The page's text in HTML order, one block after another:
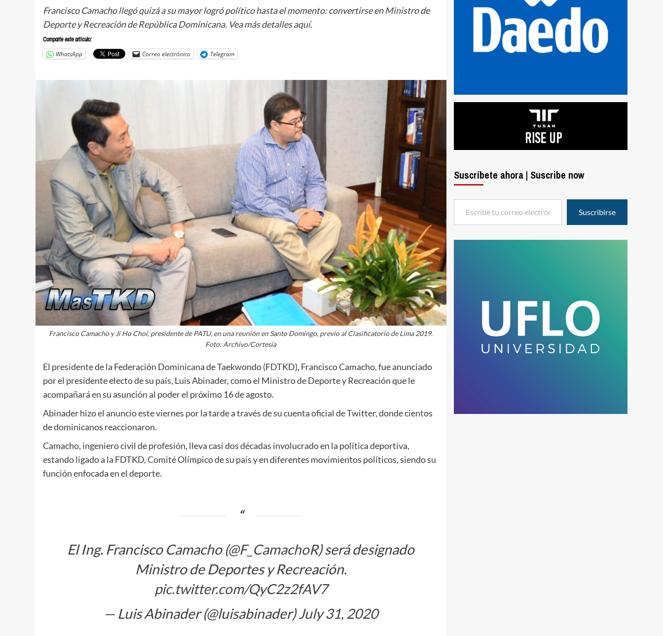
Francisco Camacho llegó quizá a su mayor logró político hasta el momento: convertirse en Ministro de
Deporte y Recreación de República Dominicana. Vea más detalles aquí.
Comparte este articulo:
WhatsApp Correo electrónico Telegram
Francisco Camacho y Ji Ho Choi, presidente de PATU, en una reunión en Santo Domingo, previo al Clasificatorio de Lima 2019.
Foto: Archivo/Cortesía
El presidente de la Federación Dominicana de Taekwondo (FDTKD), Francisco Camacho, fue anunciado
por el presidente electo de su país, Luis Abinader, como el Ministro de Deporte y Recreación que le
acompañará en su asunción al poder el próximo 16 de agosto.
Abinader hizo el anuncio este viernes por la tarde a través de su cuenta oficial de Twitter, donde cientos
de dominicanos reaccionaron.
Camacho, ingeniero civil de profesión, lleva casi dos décadas involucrado en la política deportiva,
estando ligado a la FDTKD, Comité Olímpico de su país y en diferentes movimientos políticos, siendo su
función enfocada en el deporte.
El Ing. Francisco Camacho (@F_CamachoR) será designado
Ministro de Deportes y Recreación.
pic.twitter.com/QyC2z2fAV7
— Luis Abinader (@luisabinader)July 31, 2020
Suscríbete ahora | Suscribe now
Escribe tu correo electrónico…
Suscribirse